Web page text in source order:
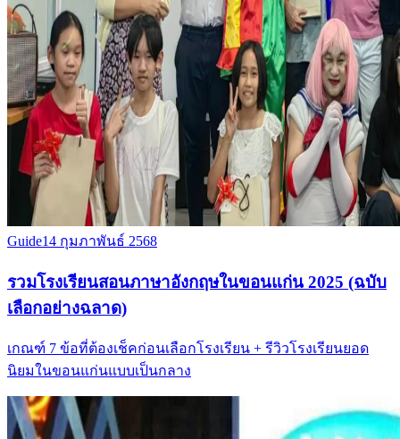
Guide14 กุมภาพันธ์ 2568
รวมโรงเรียนสอนภาษาอังกฤษในขอนแก่น 2025 (ฉบับ
เลือกอย่างฉลาด)
เกณฑ์ 7 ข้อที่ต้องเช็คก่อนเลือกโรงเรียน + รีวิวโรงเรียนยอด
นิยมในขอนแก่นแบบเป็นกลาง